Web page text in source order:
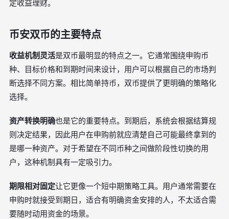
定收益理财。
币安双币的主要特点
收益机制灵活是双币最明显的特点之一。它通常围绕申购币
种、目标价格和到期时间来设计，用户可以根据自己的市场判
断选择不同方案。相比简单持币，双币提供了更明确的策略化
选择。
资产转换明确也是它的重要特点。到期后，系统会根据结算规
则决定结果，因此用户在申购前就应清楚自己可能最终拿到的
是哪一种资产。对于希望在不同币种之间做阶段性切换的用
户，这种机制具有一定吸引力。
期限相对固定让它更像一个短中期策略工具。用户通常需要在
申购时就接受到期日，适合有明确资金安排的人，不太适合需
要随时动用资金的场景。